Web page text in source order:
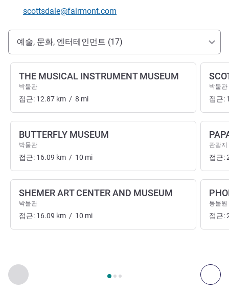
E-mail
scottsdale@fairmont.com
호텔 접근 및 교통
예술, 문화, 엔터테인먼트 (17)
이전 - 예술, 문화, 엔터테인먼트 다
3/ 페이지 , 예술, 문화, 엔터테인먼트 1 :, 예술, 문화, 엔터테인
THE MUSICAL INSTRUMENT MUSEUM
박물관
접근: 12.87 km / 8 mi
BUTTERFLY MUSEUM
박물관
접근: 16.09 km / 10 mi
SHEMER ART CENTER AND MUSEUM
박물관
접근: 16.09 km / 10 mi
박물관
접근:
관광지
접근:
동물원
접근: